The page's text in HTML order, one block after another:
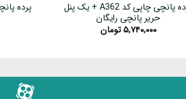
پرده پانچی چاپی کد A362 + یک پنل
حریر پانچی رایگان
۵,۷۴۰,۰۰۰تومان